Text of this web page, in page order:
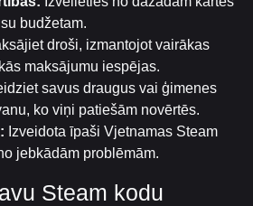
budžetam.
droši, izmantojot vairākas
maksājumu iespējas.
savus draugus vai ģimenes
ko viņi patiešām novērtēs.
Izveidota īpaši Vjetnamas Steam
jebkādām problēmām.
Steam kodu